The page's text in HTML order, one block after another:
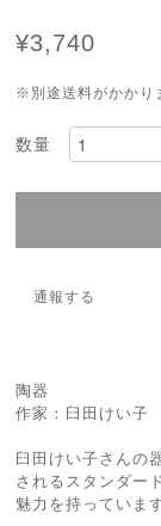
¥3,740
※別途送料がかかり
数量
通報する
陶器
作家：臼田けい子
臼田けい子さんの
されるスタンダー
魅力を持っていま